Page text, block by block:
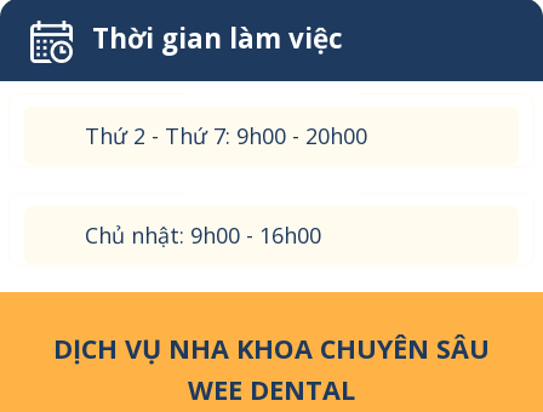
Thời gian làm việc
Thứ 2 - Thứ 7: 9h00 - 20h00
Chủ nhật: 9h00 - 16h00
DỊCH VỤ NHA KHOA CHUYÊN SÂU
WEE DENTAL